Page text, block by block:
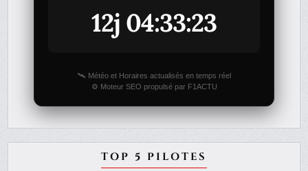
12j 04:33:23
🛰️ Météo et Horaires actualisés en temps réel
⚙️ Moteur SEO propulsé par F1ACTU
TOP 5 PILOTES